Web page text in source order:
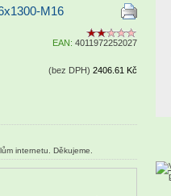
M16
EAN: 4011972252027
(bez DPH) 2406.61 Kč
internetu. Děkujeme.